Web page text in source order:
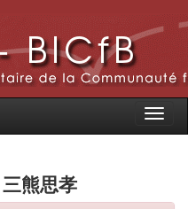
Toggle
熊思孝